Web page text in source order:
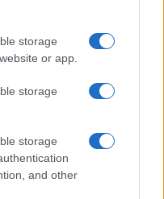
storage
or app.
storage
storage
and other